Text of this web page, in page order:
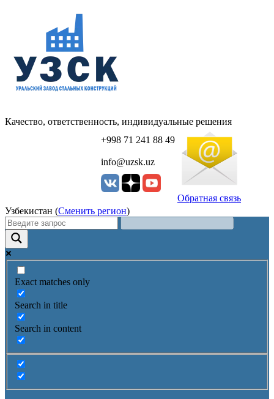
Качество, ответственность, индивидуальные решения
+998 71 241 88 49
info@uzsk.uz
Обратная связь
Узбекистан (Сменить регион)
Exact matches only
Search in title
Search in content